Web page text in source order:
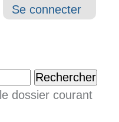
Outils
Se connecter
dossier courant